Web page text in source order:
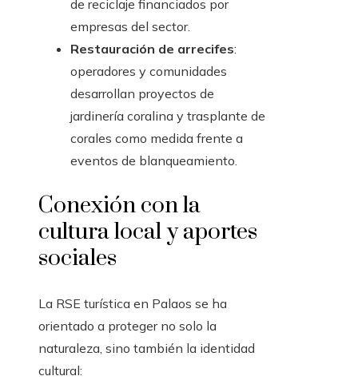
de reciclaje financiados por
empresas del sector.
Restauración de arrecifes:
operadores y comunidades
desarrollan proyectos de
jardinería coralina y trasplante de
corales como medida frente a
eventos de blanqueamiento.
Conexión con la
cultura local y aportes
sociales
La RSE turística en Palaos se ha
orientado a proteger no solo la
naturaleza, sino también la identidad
cultural: